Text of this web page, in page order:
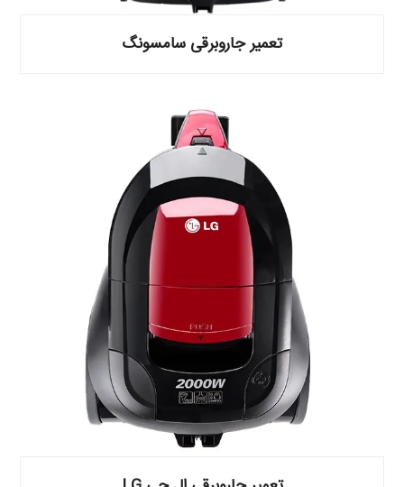
تعمیر جاروبرقی سامسونگ